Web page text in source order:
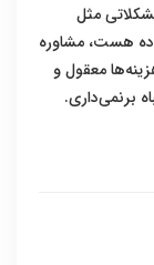
مثل
هست، مشاوره
معقول و
برنمی‌داری.